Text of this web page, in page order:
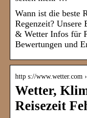
Wann ist die beste
Regenzeit? Unsere
& Wetter Infos für
Bewertungen und
http s://www.wetter.com
Wetter,
Reisezeit